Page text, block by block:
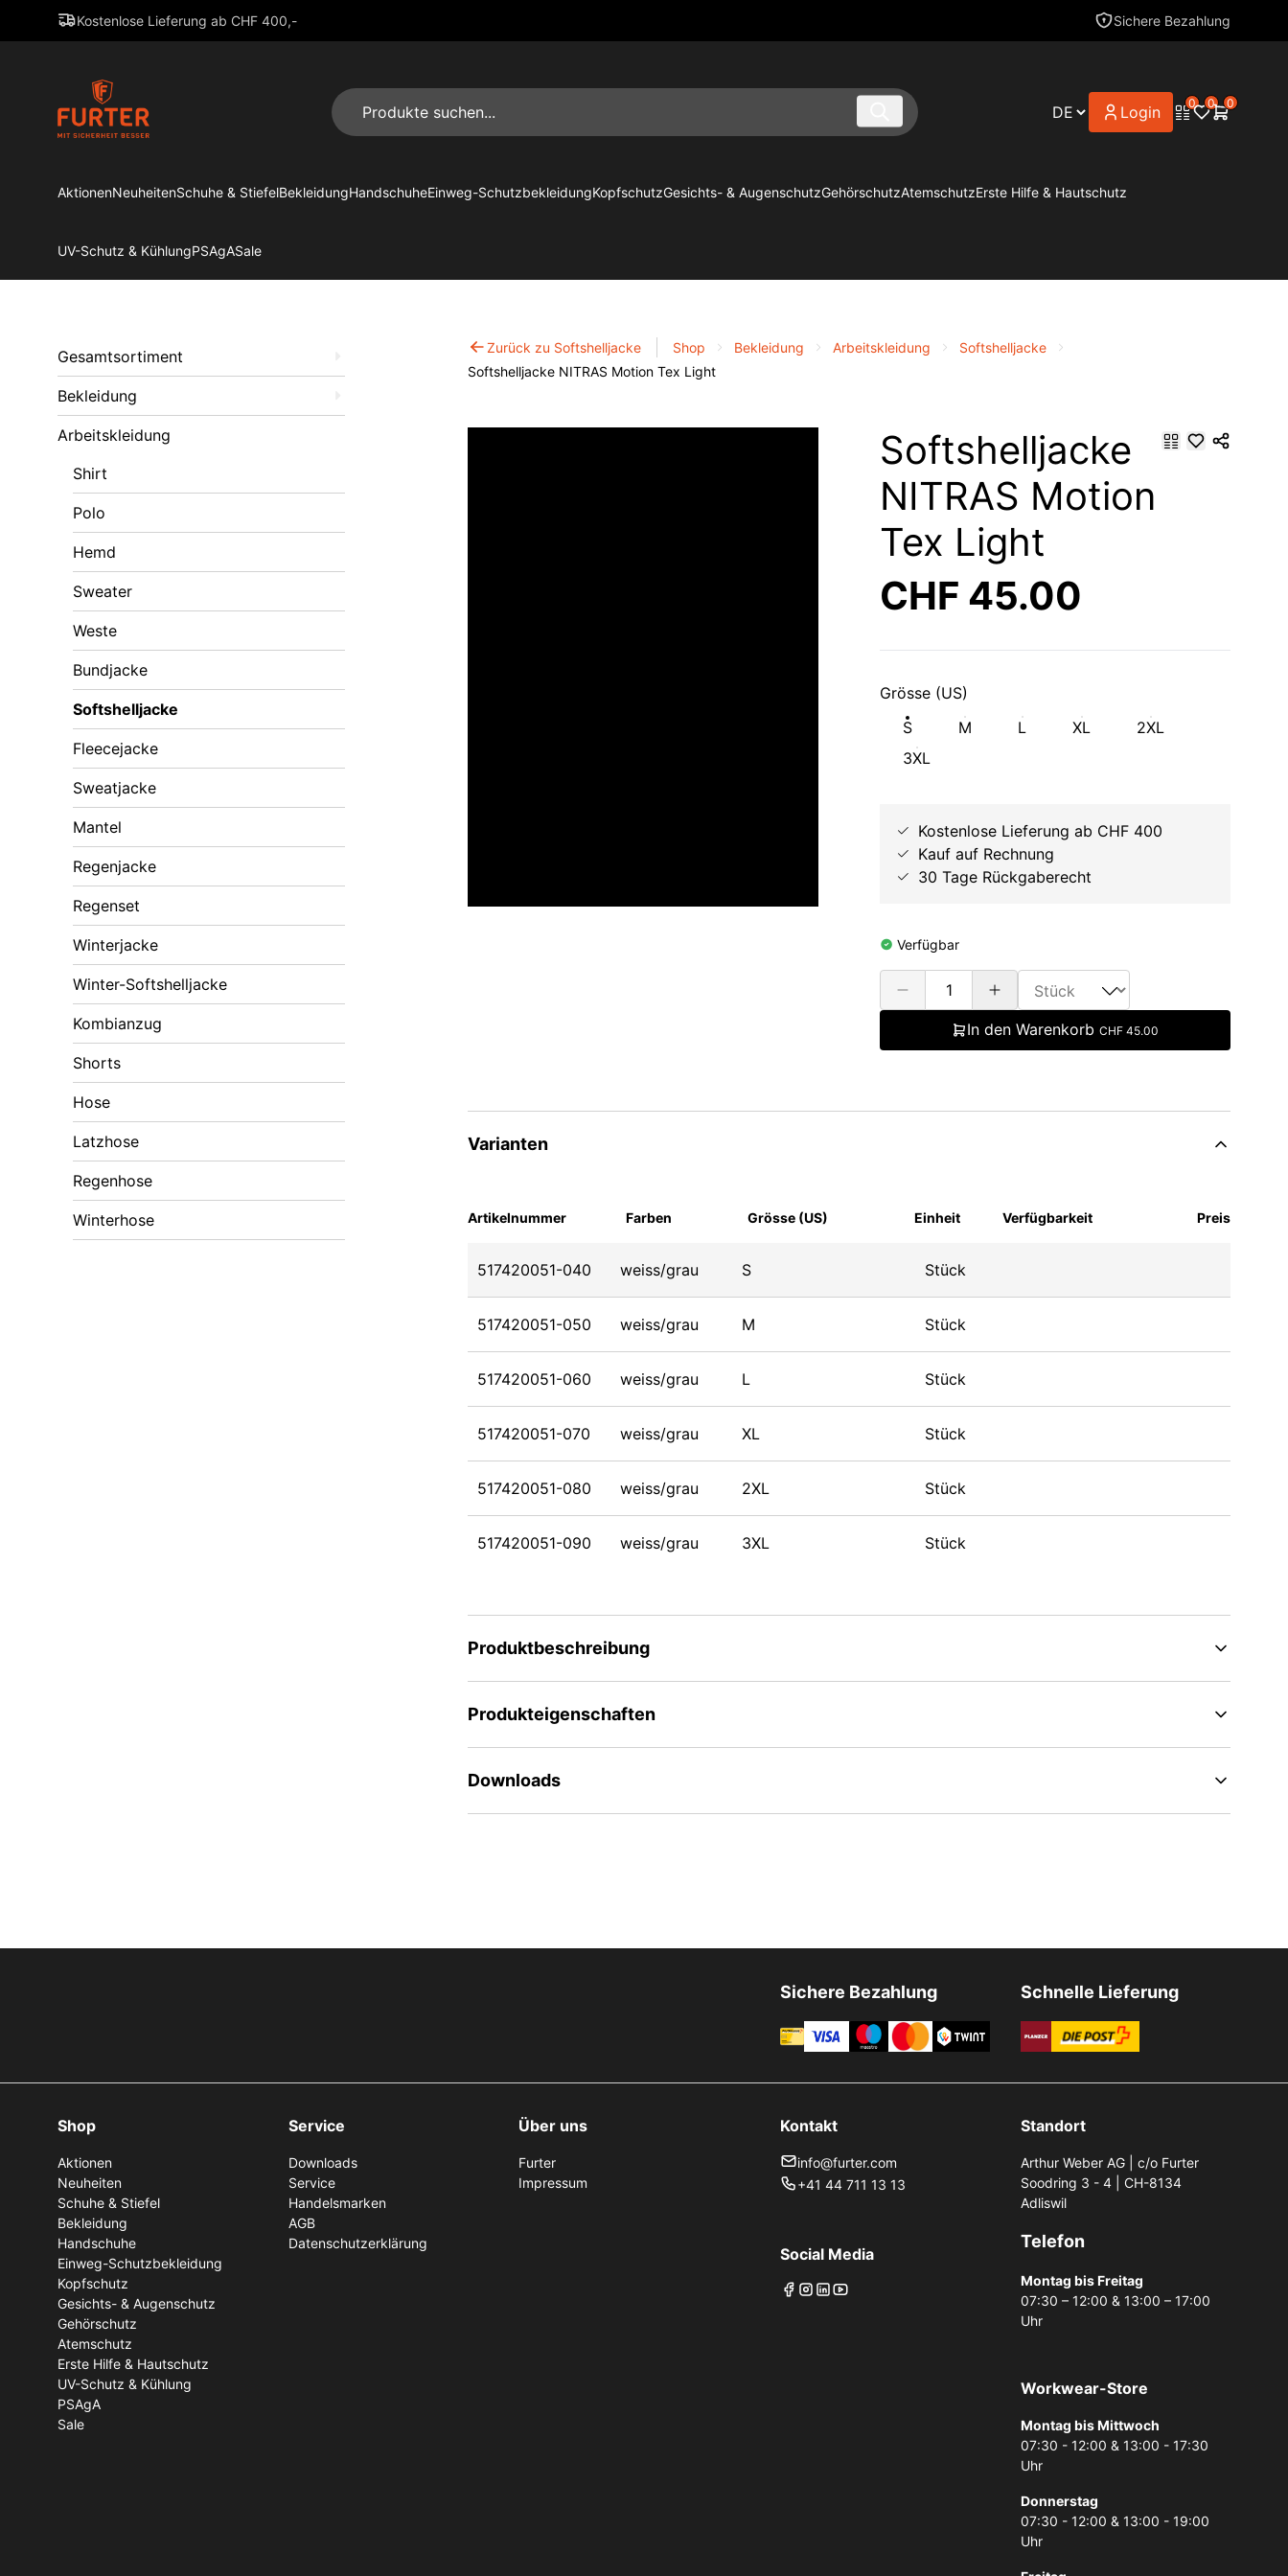
Kostenlose Lieferung ab CHF 400,- Sichere Bezahlung
Login 0 0 0
AktionenNeuheitenSchuhe & StiefelBekleidungHandschuheEinweg-SchutzbekleidungKopfschutzGesichts- & AugenschutzGehörschutzAtemschutzErste Hilfe & Hautschutz
UV-Schutz & KühlungPSAgASale
Gesamtsortiment
Bekleidung
Arbeitskleidung
Shirt
Polo
Hemd
Sweater
Weste
Bundjacke
Softshelljacke
Fleecejacke
Sweatjacke
Mantel
Regenjacke
Regenset
Winterjacke
Winter-Softshelljacke
Kombianzug
Shorts
Hose
Latzhose
Regenhose
Winterhose
Zurück zu Softshelljacke Shop Bekleidung Arbeitskleidung
Softshelljacke
Softshelljacke NITRAS Motion Tex Light
Softshelljacke
NITRAS Motion
Tex Light
CHF 45.00
Grösse (US)
S
M L XL
2XL
3XL
Kostenlose Lieferung ab CHF 400
Kauf auf Rechnung
30 Tage Rückgaberecht
Verfügbar
In den Warenkorb CHF 45.00
Varianten
Artikelnummer Farben Grösse (US) Einheit Verfügbarkeit Preis
517420051-040 weiss/grau S Stück
517420051-050 weiss/grau M Stück
517420051-060 weiss/grau L Stück
517420051-070 weiss/grau XL Stück
517420051-080 weiss/grau 2XL Stück
517420051-090 weiss/grau 3XL Stück
Produktbeschreibung
Produkteigenschaften
Downloads
Sichere Bezahlung Schnelle Lieferung
Shop
Aktionen
Neuheiten
Schuhe & Stiefel
Bekleidung
Handschuhe
Einweg-Schutzbekleidung
Kopfschutz
Gesichts- & Augenschutz
Gehörschutz
Atemschutz
Erste Hilfe & Hautschutz
UV-Schutz & Kühlung
PSAgA
Sale
Service
Downloads
Service
Handelsmarken
AGB
Datenschutzerklärung
Über uns
Furter
Impressum
Kontakt
info@furter.com
+41 44 711 13 13
Social Media
Standort
Arthur Weber AG | c/o Furter
Soodring 3 - 4 | CH-8134
Adliswil
Telefon
Montag bis Freitag
07:30 – 12:00 & 13:00 – 17:00
Uhr
Workwear-Store
Montag bis Mittwoch
07:30 - 12:00 & 13:00 - 17:30
Uhr
Donnerstag
07:30 - 12:00 & 13:00 - 19:00
Uhr